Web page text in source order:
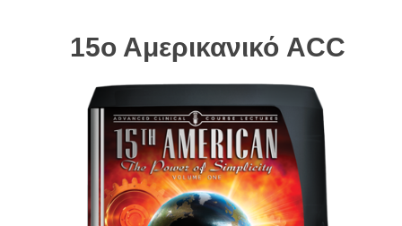
15ο Αμερικανικό ACC